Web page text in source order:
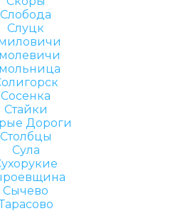
Слобода
Слуцк
Сосенка
Стайки
Дороги
Столбцы
Сула
Сычево